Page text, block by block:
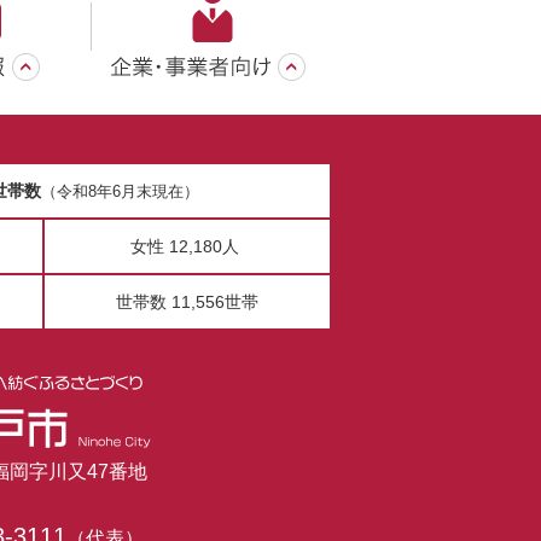
帯数（令和8年6月末現在）
女性 12,180人
世帯数 11,556世帯
字川又47番地